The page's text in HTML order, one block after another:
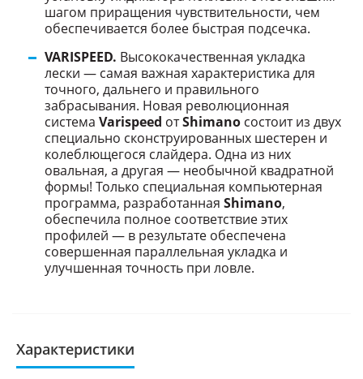
шагом приращения чувствительности, чем
обеспечивается более быстрая подсечка.
VARISPEED. Высококачественная укладка
лески — самая важная характеристика для
точного, дальнего и правильного
забрасывания. Новая революционная
система Varispeed отShimano состоит из двух
специально сконструированных шестерен и
колеблющегося слайдера. Одна из них
овальная, а другая — необычной квадратной
формы! Только специальная компьютерная
программа, разработанная Shimano,
обеспечила полное соответствие этих
профилей — в результате обеспечена
совершенная параллельная укладка и
улучшенная точность при ловле.
Характеристики